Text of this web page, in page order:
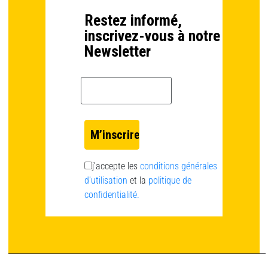
Restez informé,
inscrivez-vous à notre
Newsletter
j’accepte les conditions générales
d’utilisation et la politique de
confidentialité.